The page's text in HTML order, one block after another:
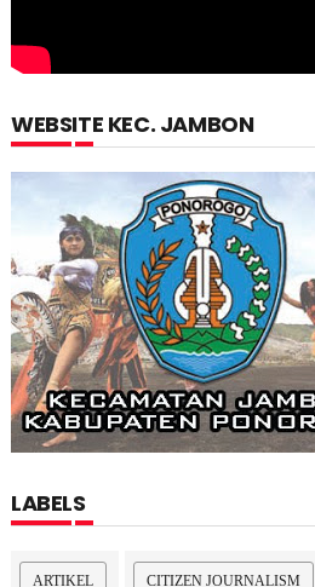
WEBSITE KEC. JAMBON
LABELS
ARTIKEL CITIZEN JOURNALISM